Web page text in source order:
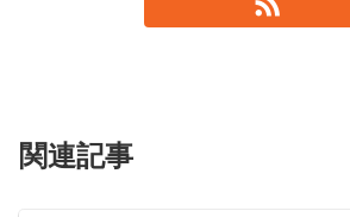
関連記事